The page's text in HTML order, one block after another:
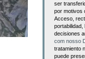
ser
por motivos
Acceso,
portabilidad,
decisiones
com nosso
tratamiento
puede